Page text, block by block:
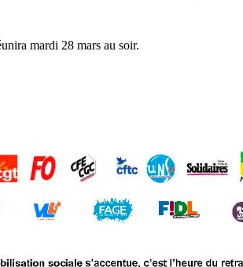
mardi 28 mars au soir.